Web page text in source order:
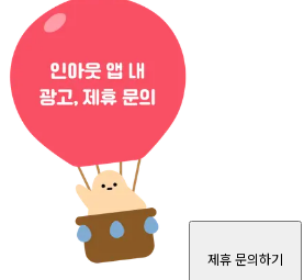
제휴 문의하기